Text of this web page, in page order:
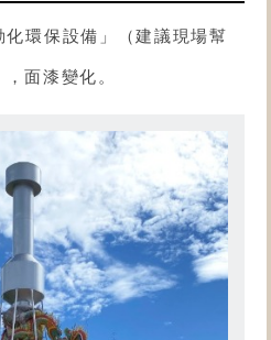
化環保設備 」（建議現場幫
面漆變化。